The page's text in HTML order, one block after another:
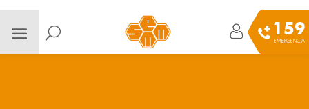
159
EMERGENCIA